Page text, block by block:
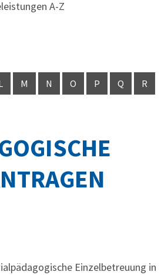
A-Z
M N O P Q R
Einzelbetreuung in